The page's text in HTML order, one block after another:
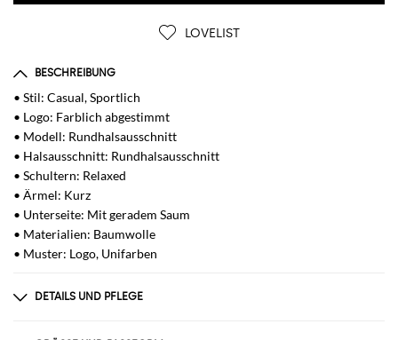
LOVELIST
BESCHREIBUNG
• Stil: Casual, Sportlich
• Logo: Farblich abgestimmt
• Modell: Rundhalsausschnitt
• Halsausschnitt: Rundhalsausschnitt
• Schultern: Relaxed
• Ärmel: Kurz
• Unterseite: Mit geradem Saum
• Materialien: Baumwolle
• Muster: Logo, Unifarben
DETAILS UND PFLEGE